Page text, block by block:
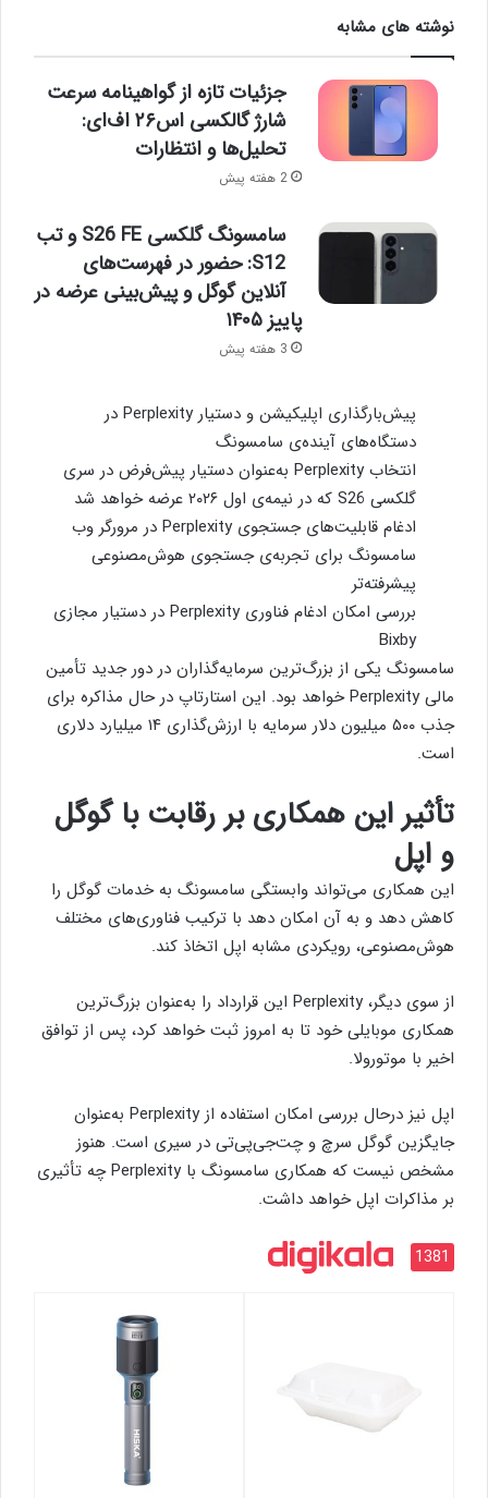
نوشته های مشابه
جزئیات تازه از گواهینامه سرعت
شارژ گالکسی اس۲۶ اف‌ای:
تحلیل‌ها و انتظارات
2 هفته پیش
سامسونگ گلکسی S26 FE و تب
S12: حضور در فهرست‌های
آنلاین گوگل و پیش‌بینی عرضه در
پاییز ۱۴۰۵
3 هفته پیش
پیش‌بارگذاری اپلیکیشن و دستیار Perplexity در
دستگاه‌های آینده‌ی سامسونگ
انتخاب Perplexity به‌عنوان دستیار پیش‌فرض در سری
گلکسی S26 که در نیمه‌ی اول ۲۰۲۶ عرضه خواهد شد
ادغام قابلیت‌های جستجوی Perplexity در مرورگر وب
سامسونگ برای تجربه‌ی جستجوی هوش‌مصنوعی
پیشرفته‌تر
بررسی امکان ادغام فناوری Perplexity در دستیار مجازی
Bixby
سامسونگ یکی از بزرگ‌ترین سرمایه‌گذاران در دور جدید تأمین
مالی Perplexity خواهد بود. این استارتاپ در حال مذاکره برای
جذب ۵۰۰ میلیون دلار سرمایه با ارزش‌گذاری ۱۴ میلیارد دلاری
است.
تأثیر این همکاری بر رقابت با گوگل
و اپل
این همکاری می‌تواند وابستگی سامسونگ به خدمات گوگل را
کاهش دهد و به آن امکان دهد با ترکیب فناوری‌های مختلف
هوش‌مصنوعی، رویکردی مشابه اپل اتخاذ کند.
از سوی دیگر، Perplexity این قرارداد را به‌عنوان بزرگ‌ترین
همکاری موبایلی خود تا به امروز ثبت خواهد کرد، پس از توافق
اخیر با موتورولا.
اپل
نیز درحال بررسی امکان استفاده از Perplexity به‌عنوان
جایگزین گوگل سرچ وچت‌جی‌پی‌تی در سیری است. هنوز
مشخص نیست که همکاری سامسونگ با Perplexity چه تأثیری
بر مذاکرات اپل خواهد داشت.
1381